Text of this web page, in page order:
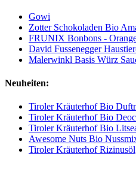
Gowi
Zotter Schokoladen Bio
FRUNIX Bonbons -
David Fussenegger
Malerwinkl Basis Würz
Neuheiten:
Tiroler Kräuterhof Bio
Tiroler Kräuterhof Bio
Tiroler Kräuterhof Bio
Awesome Nuts Bio
Tiroler Kräuterhof Rizinusöl